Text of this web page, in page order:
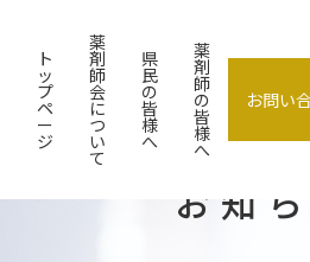
ト
ッ
プ
ペ
ー
ジ
薬
剤
師
会
に
つ
い
て
県
民
の
皆
様
へ
薬
剤
師
の
皆
様
へ
お問い
お知